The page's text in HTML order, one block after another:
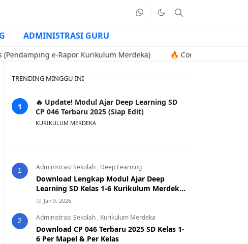
ADMINISTRASI GURU
e-Rapor Kurikulum Merdeka) 🔥 Contoh Soal Uji Kompetensi
TRENDING MINGGU INI
🔥 Update! Modul Ajar Deep Learning SD
CP 046 Terbaru 2025 (Siap Edit)
KURIKULUM MERDEKA
1 Administrasi Sekolah , Deep Learning
Download Lengkap Modul Ajar Deep
Learning SD Kelas 1-6 Kurikulum Merdeka
CP 046 Terbaru 2025
Jan 9, 2026
2 Administrasi Sekolah , Kurikulum Merdeka
Download CP 046 Terbaru 2025 SD Kelas 1-
6 Per Mapel & Per Kelas